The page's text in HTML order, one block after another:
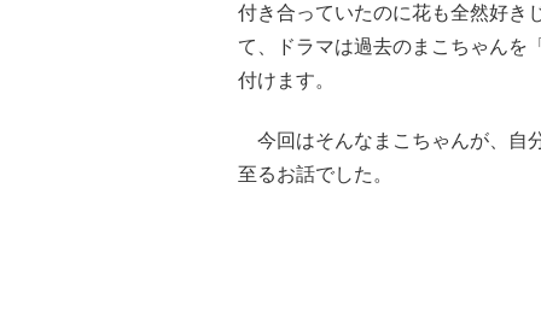
付き合っていたのに花も全然好き
て、ドラマは過去のまこちゃんを
付けます。
今回はそんなまこちゃんが、自
至るお話でした。